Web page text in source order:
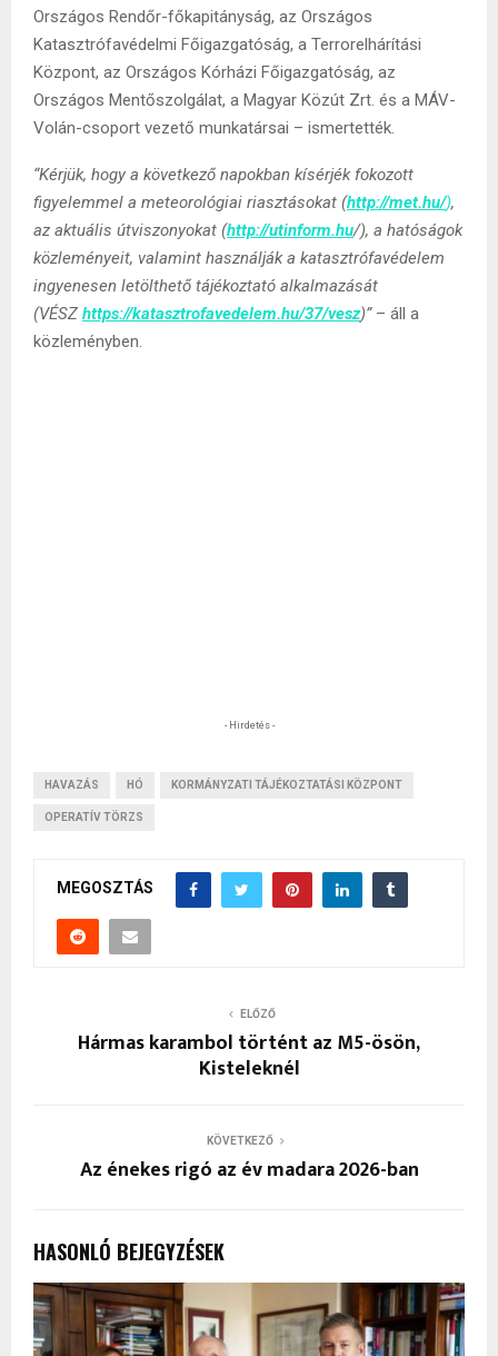
Országos Rendőr-főkapitányság, az Országos
Katasztrófavédelmi Főigazgatóság, a Terrorelhárítási
Központ, az Országos Kórházi Főigazgatóság, az
Országos Mentőszolgálat, a Magyar Közút Zrt. és a MÁV-
Volán-csoport vezető munkatársai – ismertették.
“Kérjük, hogy a következő napokban kísérjék fokozott
figyelemmel a meteorológiai riasztásokat (http://met.hu/),
az aktuális útviszonyokat (http://utinform.hu/), a hatóságok
közleményeit, valamint használják a katasztrófavédelem
ingyenesen letölthető tájékoztató alkalmazását
(VÉSZ https://katasztrofavedelem.hu/37/vesz)”– áll a
közleményben.
- Hirdetés -
HAVAZÁS HÓ KORMÁNYZATI TÁJÉKOZTATÁSI KÖZPONT
OPERATÍV TÖRZS
MEGOSZTÁS
ELŐZŐ
Hármas karambol történt az M5-ösön,
Kisteleknél
KÖVETKEZŐ
Az énekes rigó az év madara 2026-ban
HASONLÓ BEJEGYZÉSEK